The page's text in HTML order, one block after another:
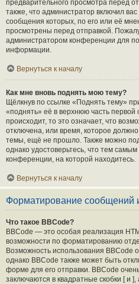
предварительного просмотра перед
также, что администратор включил
сообщения которых, по его или её
просмотрены перед отправкой.
администратором конференции для
информации.
Вернуться к началу
Как мне вновь поднять мою тему?
Щёлкнув по ссылке «Поднять тему»
«поднять» её в верхнюю часть
происходит, то это означает, что
отключена, или время, которое
темы, ещё не прошло. Также можно
однако удостоверьтесь, что тем
конференции, на которой находитесь.
Вернуться к началу
Форматирование сообщений
Что такое BBCode?
BBCode — это особая реализация
возможности по форматированию
Возможность использования BBCode
однако BBCode также может быть
форме для его отправки. BBCode
заключаются в квадратные скобки [ и